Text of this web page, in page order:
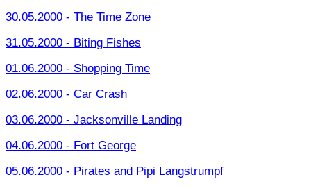
30.05.2000 - The Time Zone
31.05.2000 - Biting Fishes
01.06.2000 - Shopping Time
02.06.2000 - Car Crash
03.06.2000 - Jacksonville Landing
04.06.2000 - Fort George
05.06.2000 - Pirates and Pipi Langstrumpf